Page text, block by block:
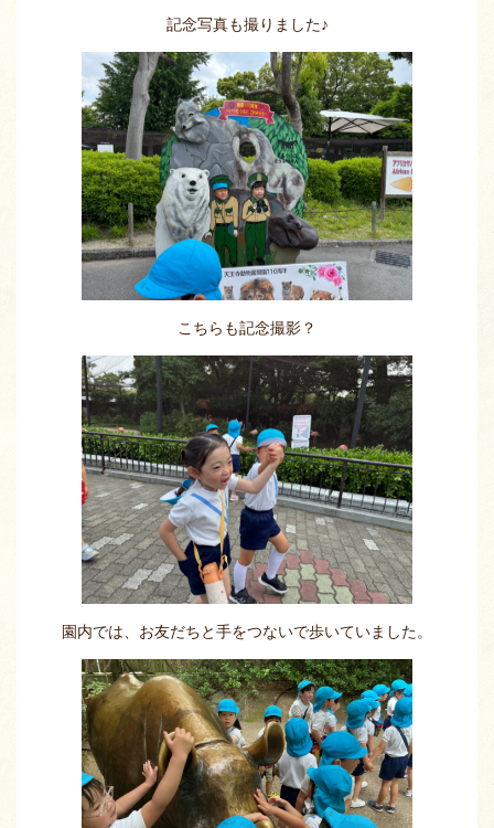
記念写真も撮りました♪
こちらも記念撮影？
園内では、お友だちと手をつないで歩いていました。